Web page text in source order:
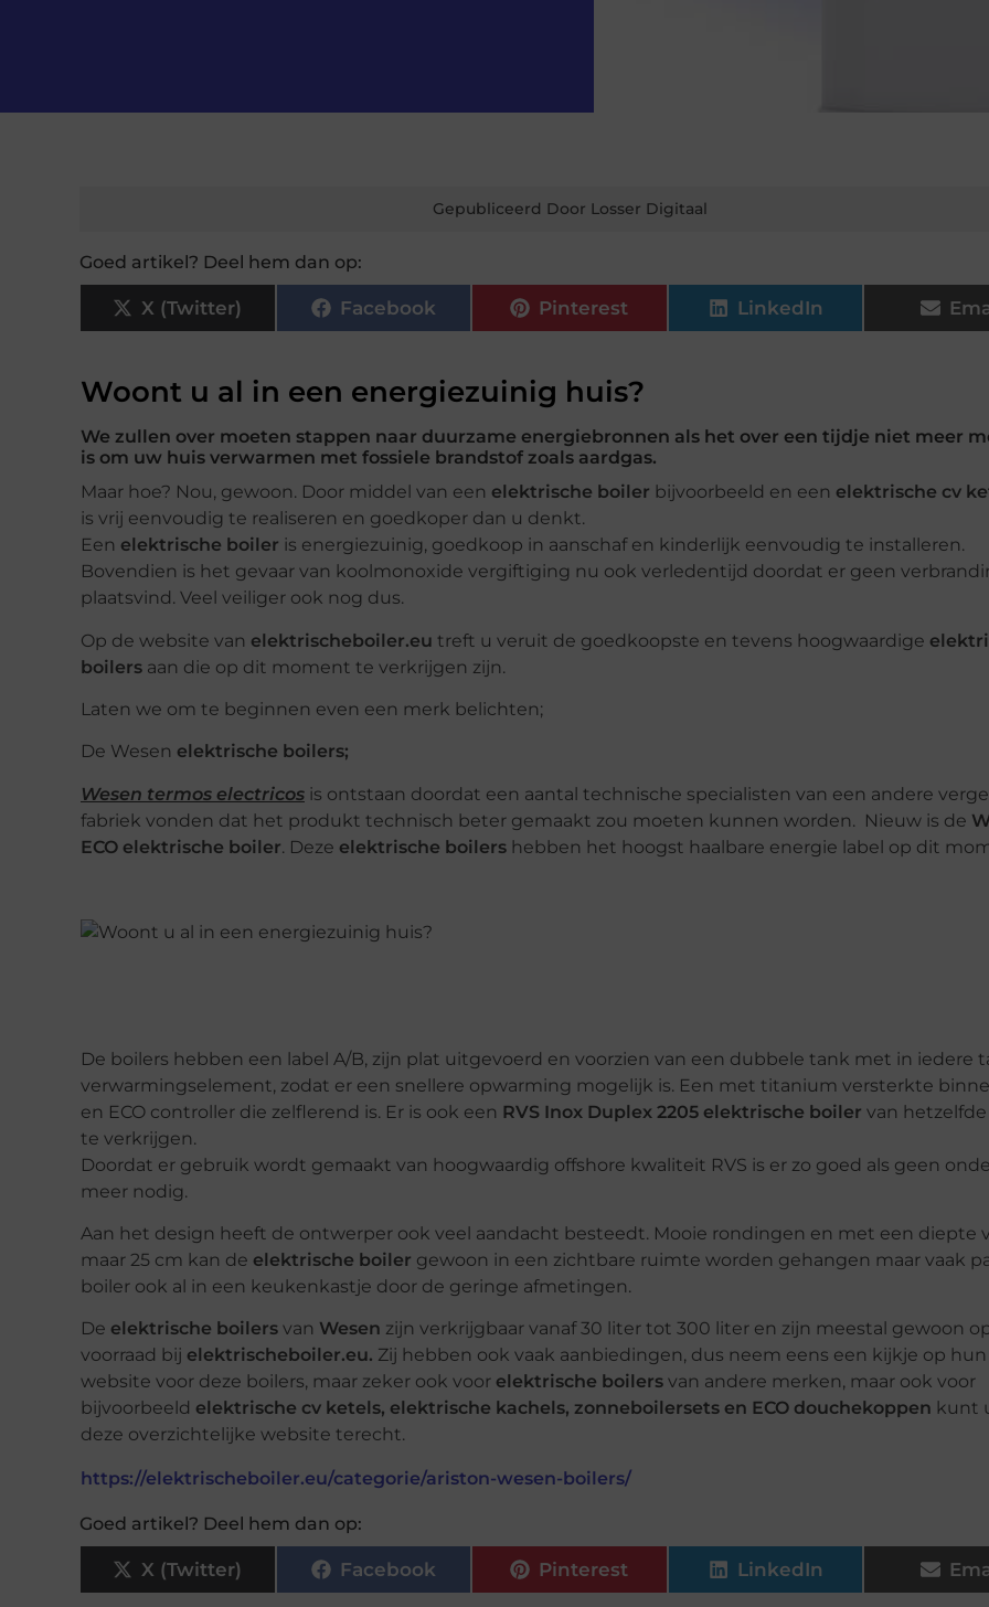
Gepubliceerd Door Losser Digitaal
Goed artikel? Deel hem dan op:
X (Twitter) Facebook Pinterest LinkedIn
Woont u al in een energiezuinig huis?
We zullen over moeten stappen naar duurzame energiebronnen als het over een tijdje niet meer
is om uw huis verwarmen met fossiele brandstof zoals aardgas.
Maar hoe? Nou, gewoon. Door middel van een elektrische boiler bijvoorbeeld en een elektrische cv
is vrij eenvoudig te realiseren en goedkoper dan u denkt.
Een elektrische boiler is energiezuinig, goedkoop in aanschaf en kinderlijk eenvoudig te installeren.
Bovendien is het gevaar van koolmonoxide vergiftiging nu ook verledentijd doordat er geen
plaatsvind. Veel veiliger ook nog dus.
Op de website van elektrischeboiler.eu treft u veruit de goedkoopste en tevens hoogwaardige
boilers aan die op dit moment te verkrijgen zijn.
Laten we om te beginnen even een merk belichten;
De Wesen elektrische boilers;
Wesen termos electricos is ontstaan doordat een aantal technische specialisten van een andere
fabriek vonden dat het produkt technisch beter gemaakt zou moeten kunnen worden. Nieuw is de
ECO elektrische boiler. Deze elektrische boilers hebben het hoogst haalbare energie label op dit
De boilers hebben een label A/B, zijn plat uitgevoerd en voorzien van een dubbele tank met in iedere
verwarmingselement, zodat er een snellere opwarming mogelijk is. Een met titanium versterkte
en ECO controller die zelflerend is. Er is ook een RVS Inox Duplex 2205 elektrische boiler van
te verkrijgen.
Doordat er gebruik wordt gemaakt van hoogwaardig offshore kwaliteit RVS is er zo goed als geen
meer nodig.
Aan het design heeft de ontwerper ook veel aandacht besteedt. Mooie rondingen en met een diepte
maar 25 cm kan de elektrische boiler gewoon in een zichtbare ruimte worden gehangen maar vaak
boiler ook al in een keukenkastje door de geringe afmetingen.
De elektrische boilers van Wesen zijn verkrijgbaar vanaf 30 liter tot 300 liter en zijn meestal gewoon
voorraad bij elektrischeboiler.eu. Zij hebben ook vaak aanbiedingen, dus neem eens een kijkje op hun
website voor deze boilers, maar zeker ook voor elektrische boilers van andere merken, maar ook voor
bijvoorbeeld elektrische cv ketels, elektrische kachels, zonneboilersets en ECO douchekoppen kunt
deze overzichtelijke website terecht.
https://elektrischeboiler.eu/categorie/ariston-wesen-boilers/
Goed artikel? Deel hem dan op:
X (Twitter) Facebook Pinterest LinkedIn